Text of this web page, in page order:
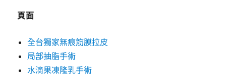
頁面
全台獨家無痕筋膜拉皮
局部抽脂手術
水滴果凍隆乳手術